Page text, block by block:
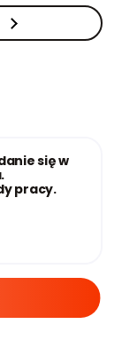
się w
pracy.